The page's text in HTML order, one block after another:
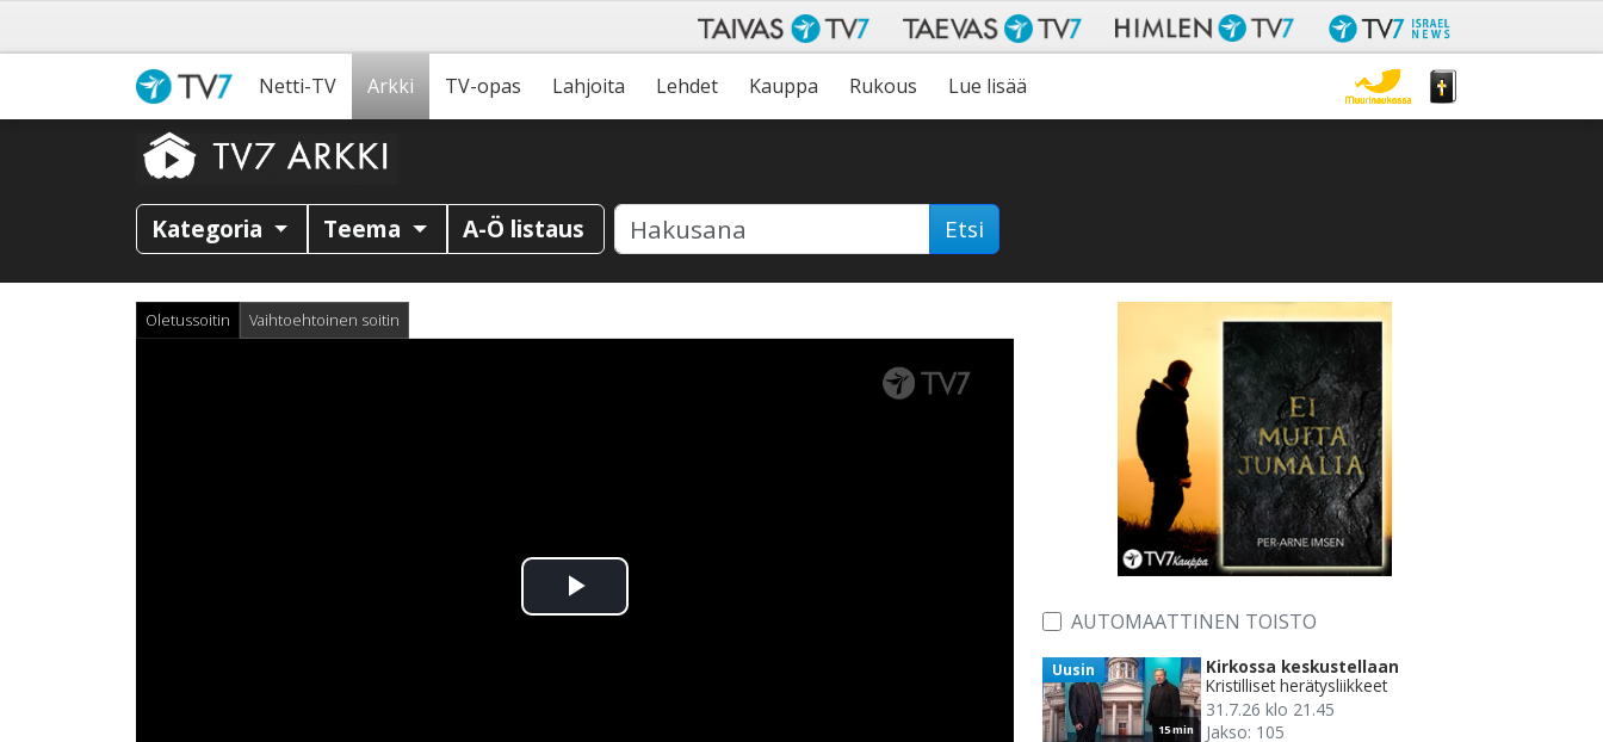
Netti-TV Arkki TV-opas Lahjoita Lehdet Kauppa Rukous Lue lisää
Kategoria Teema A-Ö listaus Etsi
Oletussoitin Vaihtoehtoinen soitin
Toista
AUTOMAATTINEN TOISTO
15 min
Uusin
Kirkossa keskustellaan
Kristilliset herätysliikkeet
31.7.26 klo 21.45
Jakso: 105